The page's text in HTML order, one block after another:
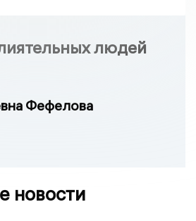
людей
Фефелова
новости